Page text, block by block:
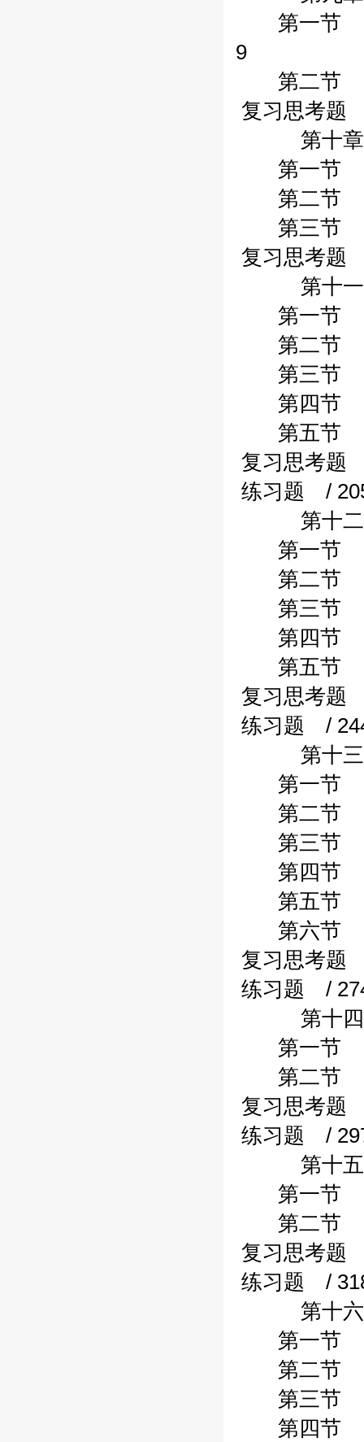
第一节 财
9
第二节 财
复习思考题
第十章
第一节 行
第二节 行
第三节 行
复习思考题
第十一
第一节
第二节
第三节
第四节
第五节
复习思考题
练习题 /
第十二
第一节
第二节
第三节
第四节
第五节
复习思考题
练习题 /
第十三
第一节
第二节
第三节
第四节
第五节
第六节 行
复习思考题
练习题 /
第十四
第一节 行
第二节 行
复习思考题
练习题 /
第十五
第一节
第二节
复习思考题
练习题 /
第十六
第一节
第二节 财
第三节 非
第四节 其